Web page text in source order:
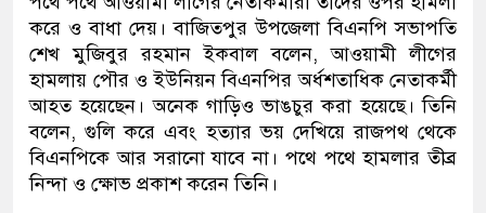
করে ও বাধা দেয়। বাজিতপুর উপজেলা বিএনপি সভাপতি
শেখ মুজিবুর রহমান ইকবাল বলেন, আওয়ামী লীগের
হামলায় পৌর ও ইউনিয়ন বিএনপির অর্ধশতাধিক নেতাকর্মী
আহত হয়েছেন। অনেক গাড়িও ভাঙচুর করা হয়েছে। তিনি
বলেন, গুলি করে এবং হত্যার ভয় দেখিয়ে রাজপথ থেকে
বিএনপিকে আর সরানো যাবে না। পথে পথে হামলার তীব্র
নিন্দা ও ক্ষোভ প্রকাশ করেন তিনি।